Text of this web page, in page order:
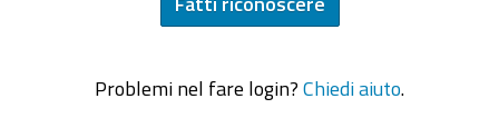
Problemi nel fare login? Chiedi aiuto